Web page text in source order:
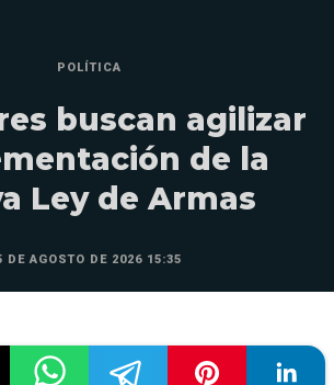
POLÍTICA
buscan agilizar
de la
Ley de Armas
DE AGOSTO DE 2026 15:35